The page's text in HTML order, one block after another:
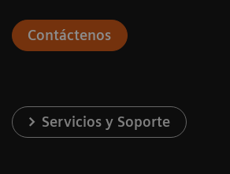
Contáctenos
Servicios y Soporte